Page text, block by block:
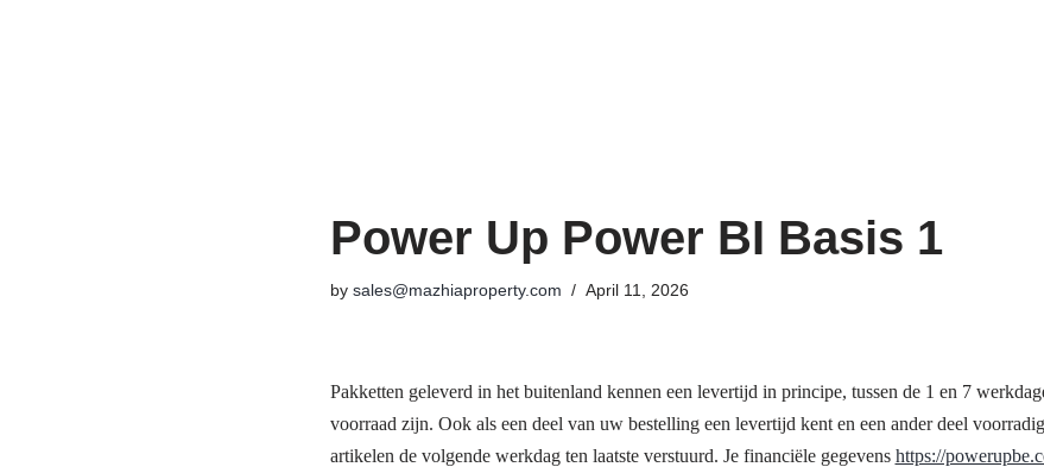
Power Up Power BI Basis 1
by sales@mazhiaproperty.com April 11, 2026
Pakketten geleverd in het buitenland kennen een levertijd in principe, tussen de 1 en 7
voorraad zijn. Ook als een deel van uw bestelling een levertijd kent en een ander deel
artikelen de volgende werkdag ten laatste verstuurd. Je financiële gegevens https://